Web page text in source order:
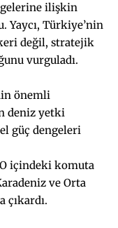
ilişkin
Yaycı, Türkiye’nin
değil, stratejik
vurguladı.
önemli
deniz yetki
güç dengeleri
içindeki komuta
ve Orta
çıkardı.